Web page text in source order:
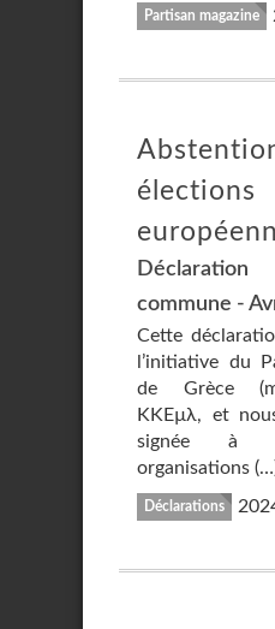
Partisan magazine
élections
Déclaration
commune -
Cette
l’initiative du
de Grèce
KKEµλ, et
signée à
organisations
Déclarations